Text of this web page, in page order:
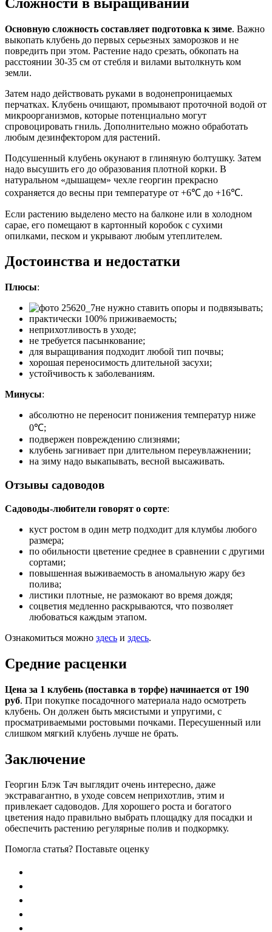
Основную сложность составляет подготовка к зиме. Важно
выкопать клубень до первых серьезных заморозков и не
повредить при этом. Растение надо срезать, обкопать на
расстоянии 30-35 см от стебля и вилами вытолкнуть ком
земли.
Затем надо действовать руками в водонепроницаемых
перчатках. Клубень очищают, промывают проточной водой от
микроорганизмов, которые потенциально могут
спровоцировать гниль. Дополнительно можно обработать
любым дезинфектором для растений.
Подсушенный клубень окунают в глиняную болтушку. Затем
надо высушить его до образования плотной корки. В
натуральном «дышащем» чехле георгин прекрасно
сохраняется до весны при температуре от +6℃ до +16℃.
Если растению выделено место на балконе или в холодном
сарае, его помещают в картонный коробок с сухими
опилками, песком и укрывают любым утеплителем.
Достоинства и недостатки
Плюсы:
не нужно ставить опоры и подвязывать;
практически 100% приживаемость;
неприхотливость в уходе;
не требуется пасынкование;
для выращивания подходит любой тип почвы;
хорошая переносимость длительной засухи;
устойчивость к заболеваниям.
Минусы:
абсолютно не переносит понижения температур ниже
0℃;
подвержен повреждению слизнями;
клубень загнивает при длительном переувлажнении;
на зиму надо выкапывать, весной высаживать.
Отзывы садоводов
Садоводы-любители говорят о сорте:
куст ростом в один метр подходит для клумбы любого
размера;
по обильности цветение среднее в сравнении с другими
сортами;
повышенная выживаемость в аномальную жару без
полива;
листики плотные, не размокают во время дождя;
соцветия медленно раскрываются, что позволяет
любоваться каждым этапом.
Ознакомиться можно здесь и здесь.
Средние расценки
Цена за 1 клубень (поставка в торфе) начинается от 190
руб. При покупке посадочного материала надо осмотреть
клубень. Он должен быть мясистыми и упругими, с
просматриваемыми ростовыми почками. Пересушенный или
слишком мягкий клубень лучше не брать.
Заключение
Георгин Блэк Тач выглядит очень интересно, даже
экстравагантно, в уходе совсем неприхотлив, этим и
привлекает садоводов. Для хорошего роста и богатого
цветения надо правильно выбрать площадку для посадки и
обеспечить растению регулярные полив и подкормку.
Помогла статья? Поставьте оценку